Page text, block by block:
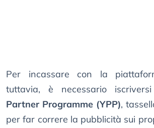
Per incassare con la
tuttavia, è necessario
Partner Programme (YPP),
per far correre la pubblicità sui